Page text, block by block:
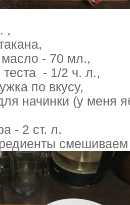
,
масло - 70 мл.,
- 1/2 ч. л.,
по вкусу,
начинки (у меня
- 2 ст. л.